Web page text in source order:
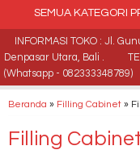
SEMUA KATEGORI
INFORMASI TOKO : Jl.
Denpasar Utara, Bali .
(Whatsapp - 082333348789)
Beranda » Filling Cabinet »
Filling